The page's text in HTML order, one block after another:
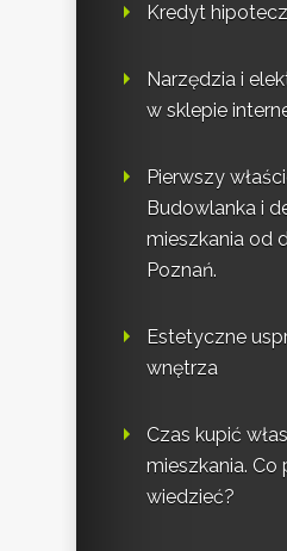
Kredyt
Narzędzia i
w sklepie
Pierwszy
Budowlanka i
mieszkania od
Poznań.
Estetyczne
wnętrza
Czas kupić
mieszkania. Co
wiedzieć?